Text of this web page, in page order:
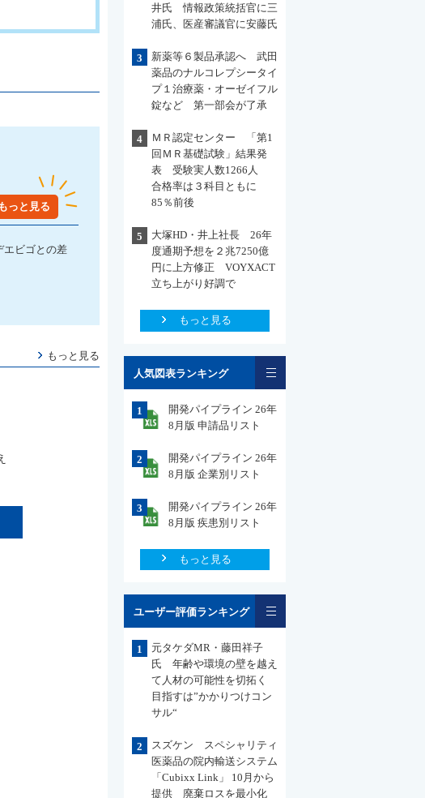
もっと見る
ビゴとの差
もっと見る
井氏 情報政策統括官に三
浦氏、医産審議官に安藤氏
3
新薬等６製品承認へ 武田
薬品のナルコレプシータイ
プ１治療薬・オーゼイフル
錠など 第一部会が了承
4
ＭＲ認定センター 「第1
回ＭＲ基礎試験」結果発
表 受験実人数1266人
合格率は３科目ともに
85％前後
5
大塚HD・井上社長 26年
度通期予想を２兆7250億
円に上方修正 VOYXACT
立ち上がり好調で
もっと見る
人気図表ランキング
1
開発パイプライン 26年
8月版 申請品リスト
2
開発パイプライン 26年
8月版 企業別リスト
3
開発パイプライン 26年
8月版 疾患別リスト
もっと見る
ユーザー評価ランキング
1
元タケダMR・藤田祥子
氏 年齢や環境の壁を越え
て人材の可能性を切拓く
目指すは”かかりつけコン
サル“
2
スズケン スペシャリティ
医薬品の院内輸送システム
「Cubixx Link」 10月から
提供 廃棄ロスを最小化